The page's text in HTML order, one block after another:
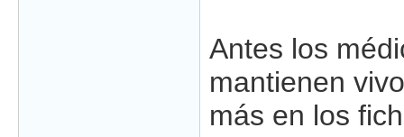
Antes los
mantienen
más en los